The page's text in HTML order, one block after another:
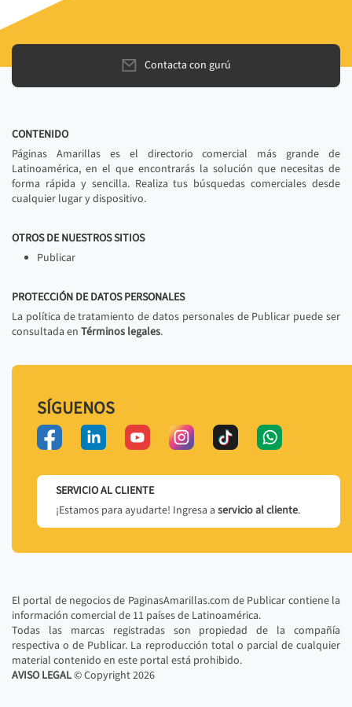
Contacta con gurú
CONTENIDO
Páginas Amarillas es el directorio comercial más grande de
Latinoamérica, en el que encontrarás la solución que necesitas de
forma rápida y sencilla. Realiza tus búsquedas comerciales desde
cualquier lugar y dispositivo.
OTROS DE NUESTROS SITIOS
Publicar
PROTECCIÓN DE DATOS PERSONALES
La política de tratamiento de datos personales de Publicar puede ser
consultada en Términos legales.
SÍGUENOS
SERVICIO AL CLIENTE
¡Estamos para ayudarte! Ingresa a servicio al cliente.
El portal de negocios de PaginasAmarillas.com de Publicar contiene la
información comercial de 11 países de Latinoamérica.
Todas las marcas registradas son propiedad de la compañía
respectiva o de Publicar. La reproducción total o parcial de cualquier
material contenido en este portal está prohibido.
AVISO LEGAL© Copyright2026